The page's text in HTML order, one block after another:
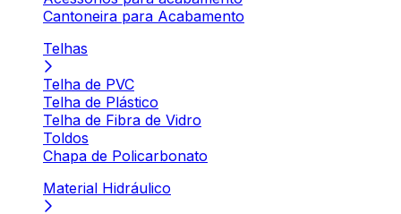
Cantoneira para Acabamento
Telhas
Telha de PVC
Telha de Plástico
Telha de Fibra de Vidro
Toldos
Chapa de Policarbonato
Material Hidráulico